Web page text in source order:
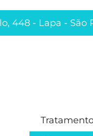
448 - Lapa - São